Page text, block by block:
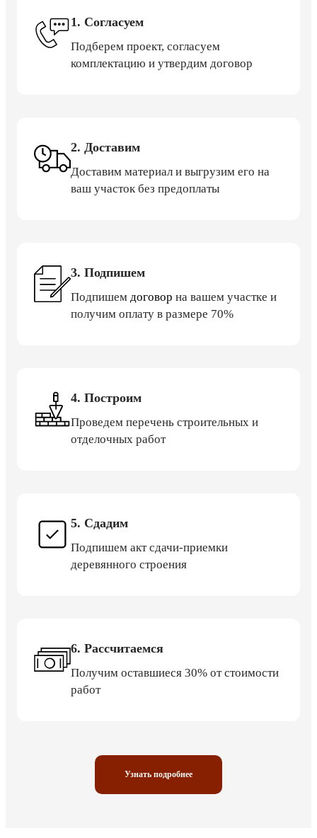
1. Согласуем
Подберем проект, согласуем
комплектацию и утвердим договор
2. Доставим
Доставим материал и выгрузим его на
ваш участок без предоплаты
3. Подпишем
Подпишем договор на вашем участке и
получим оплату в размере 70%
4. Построим
Проведем перечень строительных и
отделочных работ
5. Сдадим
Подпишем акт сдачи-приемки
деревянного строения
6. Рассчитаемся
Получим оставшиеся 30% от стоимости
работ
Узнать подробнее